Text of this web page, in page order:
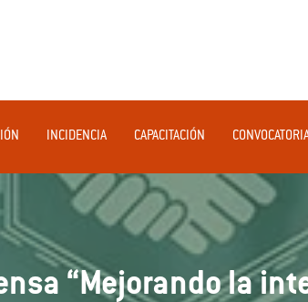
INCIDENCIA CAPACITACIÓN
“Mejorando la